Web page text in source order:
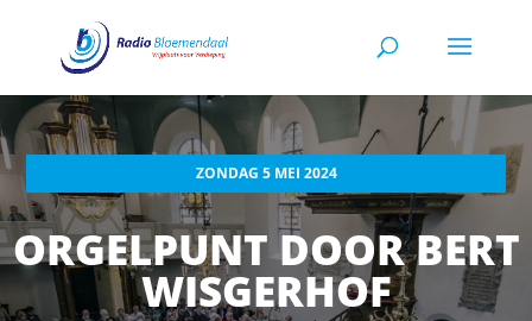
ZONDAG 5 MEI 2024
ORGELPUNT DOOR BERT
WISGERHOF